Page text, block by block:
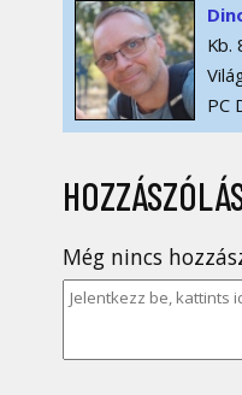
Kb.
PC
Még nincs